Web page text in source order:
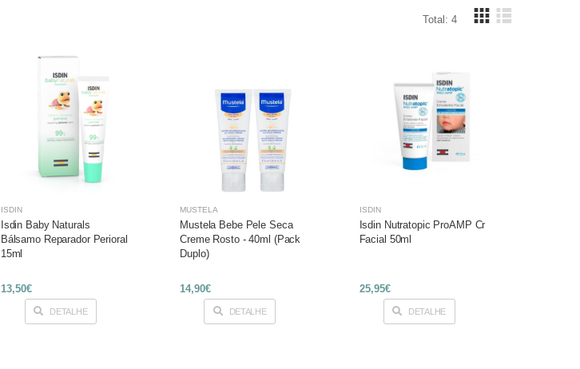
Total: 4
ISDIN
Isdin Baby Naturals
Bálsamo Reparador Perioral
15ml
13,50€
DETALHE
MUSTELA
Mustela Bebe Pele Seca
Creme Rosto - 40ml (Pack
Duplo)
14,90€
DETALHE
ISDIN
Isdin Nutratopic ProAMP Cr
Facial 50ml
25,95€
DETALHE